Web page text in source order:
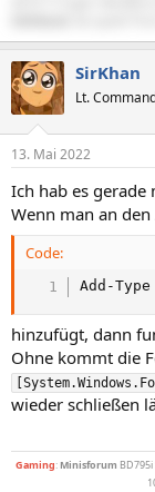
SirKhan
Lt.
13. Mai 2022
Ich hab es gerade
Wenn man an
Code:
Add-
hinzufügt, dann
Ohne kommt die
wieder schließen
Gaming: Minisforum BD795i